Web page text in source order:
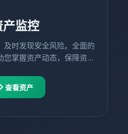
产监控
及时发现安全风险。全面的
您掌握资产动态，保障资产
查看资产